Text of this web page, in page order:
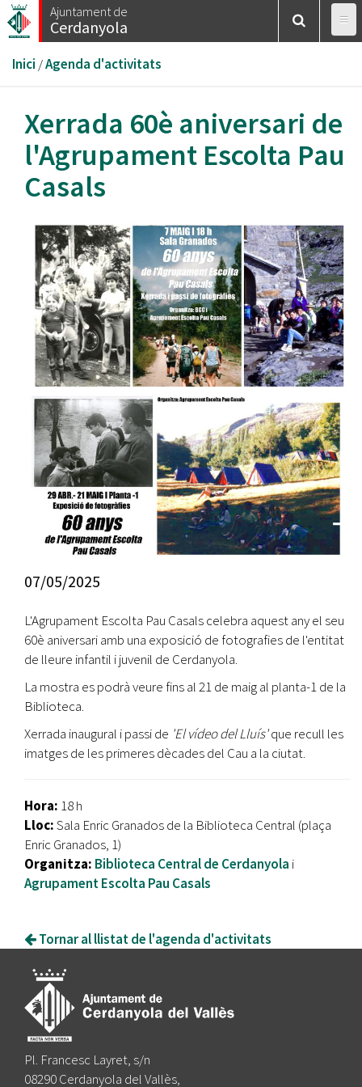
Vés
al
Ajuntament de
Cerdanyola
Esteu
aquí
Inici /Agenda d'activitats
Xerrada 60è aniversari de
l'Agrupament Escolta Pau
Casals
07/05/2025
L'Agrupament Escolta Pau Casals celebra aquest any el seu
60è aniversari amb una exposició de fotografies de l'entitat
de lleure infantil i juvenil de Cerdanyola.
La mostra es podrà veure fins al 21 de maig al planta-1 de la
Biblioteca.
Xerrada inaugural i passi de 'El vídeo del Lluís'que recull les
imatges de les primeres dècades del Cau a la ciutat.
Hora: 18 h
Lloc:Sala Enric Granados de la Biblioteca Central (plaça
Enric Granados, 1)
Organitza: Biblioteca Central de Cerdanyola i
Agrupament Escolta Pau Casals
Tornar al llistat de l'agenda d'activitats
Pl. Francesc Layret, s/n
08290 Cerdanyola del Vallès,